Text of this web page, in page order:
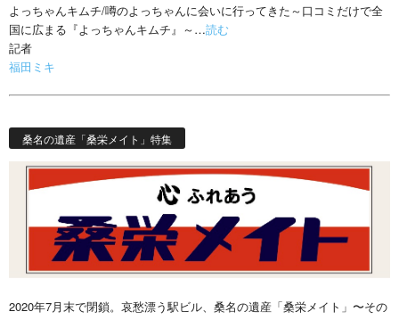
よっちゃんキムチ/噂のよっちゃんに会いに行ってきた～口コミだけで全
国に広まる『よっちゃんキムチ』～…読む
記者
福田ミキ
桑名の遺産「桑栄メイト」特集
2020年7月末で閉鎖。哀愁漂う駅ビル、桑名の遺産「桑栄メイト」〜その